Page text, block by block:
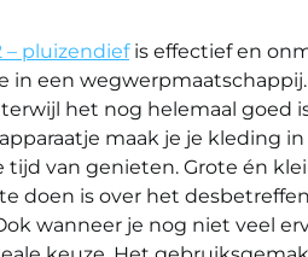
– pluizendiefis effectief en
in een
het nog helemaal goed
maak je je kleding
tijd van genieten. Grote én
doen is over het
wanneer je nog niet veel